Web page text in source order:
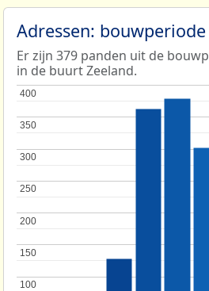
Adressen:
Er zijn 379 panden uit de
in de buurt Zeeland.
100
100
150
150
200
200
250
250
300
300
350
350
400
400